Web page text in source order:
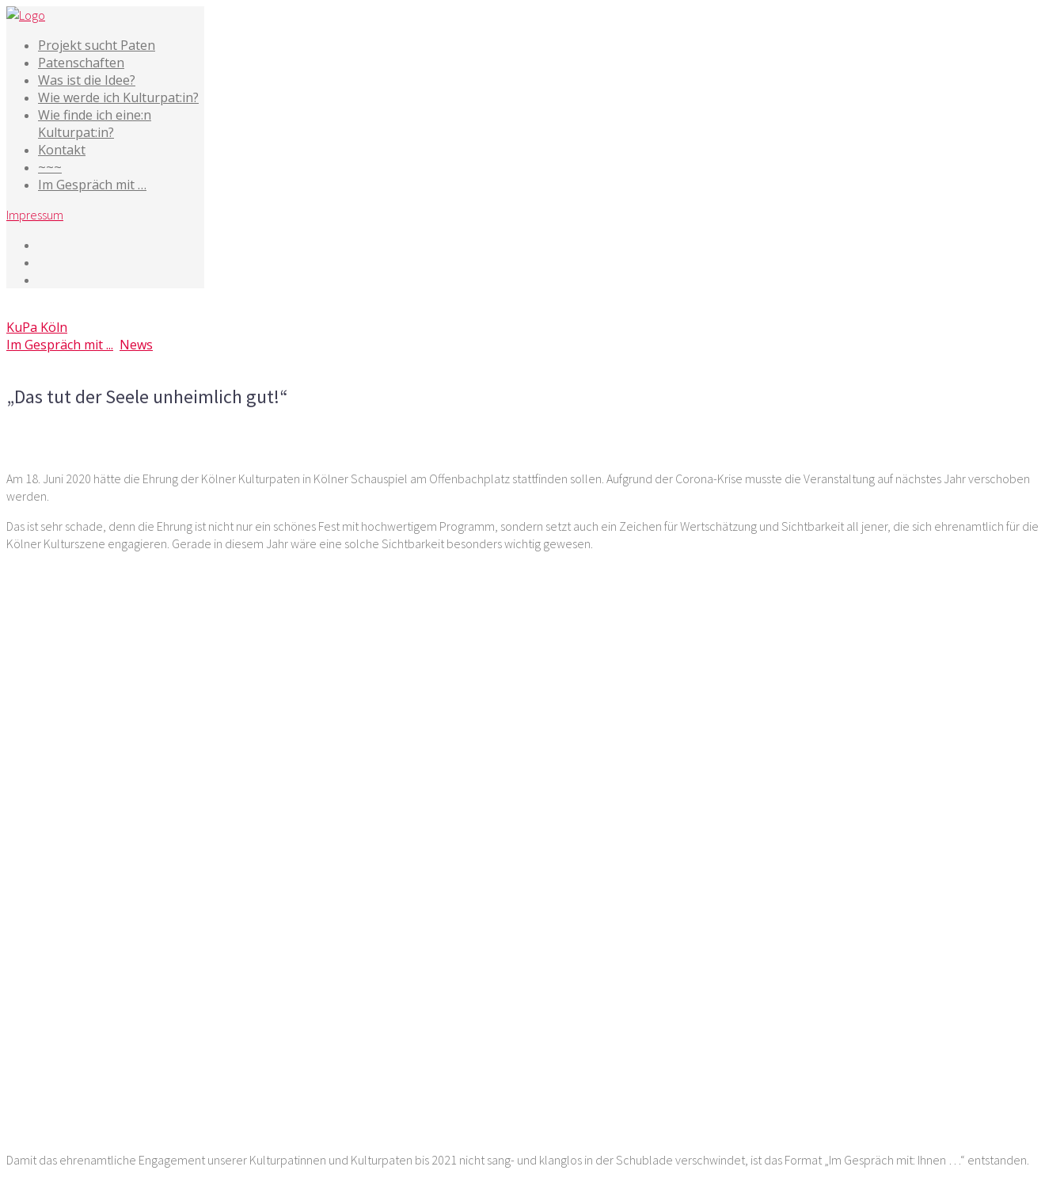
Projekt sucht Paten
Patenschaften
Was ist die Idee?
Wie werde ich Kulturpat:in?
Wie finde ich eine:n
Kulturpat:in?
Kontakt
~~~
Im Gespräch mit …
Impressum
KuPa Köln
Im Gespräch mit ... News
„Das tut der Seele unheimlich gut!“
Am 18. Juni 2020 hätte die Ehrung der Kölner Kulturpaten in Kölner Schauspiel am Offenbachplatz stattfinden sollen. Aufgrund der Corona-Krise musste die Veranstaltung auf nächstes Jahr verschoben
werden.
Das ist sehr schade, denn die Ehrung ist nicht nur ein schönes Fest mit hochwertigem Programm, sondern setzt auch ein Zeichen für Wertschätzung und Sichtbarkeit all jener, die sich ehrenamtlich für die
Kölner Kulturszene engagieren. Gerade in diesem Jahr wäre eine solche Sichtbarkeit besonders wichtig gewesen.
Damit das ehrenamtliche Engagement unserer Kulturpatinnen und Kulturpaten bis 2021 nicht sang- und klanglos in der Schublade verschwindet, ist das Format „Im Gespräch mit: Ihnen …“ entstanden.